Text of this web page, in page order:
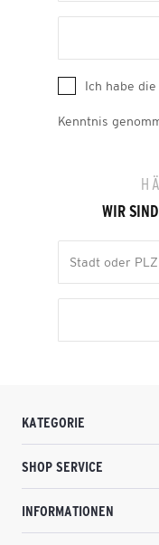
Ich habe die
Kenntnis
WIR
KATEGORIE
SHOP SERVICE
INFORMATIONEN